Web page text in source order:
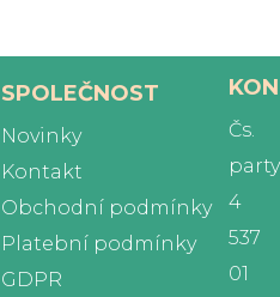
SPOLEČNOST
Novinky
Kontakt
Obchodní podmínky
Platební podmínky
GDPR
Čs.
4
537
01